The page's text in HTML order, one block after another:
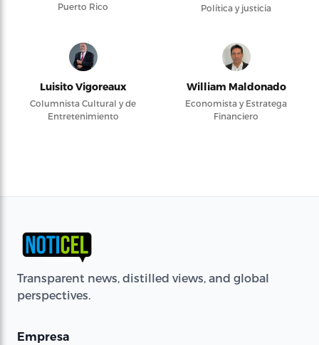
Puerto Rico
Política y justicia
Luisito Vigoreaux
Columnista Cultural y de
Entretenimiento
William Maldonado
Economista y Estratega
Financiero
Transparent news, distilled views, and global
perspectives.
Empresa